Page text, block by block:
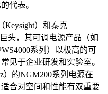
代表。
Keysight）和泰克
头，其可调电源产品（如
系列）以极高的可
见于企业研发和实验室。
）的NGM200系列电源在
合对空间和性能有双重要